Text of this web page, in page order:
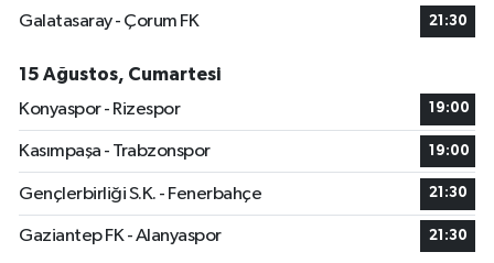
Galatasaray - Çorum FK
21:30
15 Ağustos, Cumartesi
Konyaspor - Rizespor
19:00
Kasımpaşa - Trabzonspor 19:00
Gençlerbirliği S.K. - Fenerbahçe 21:30
Gaziantep FK - Alanyaspor 21:30